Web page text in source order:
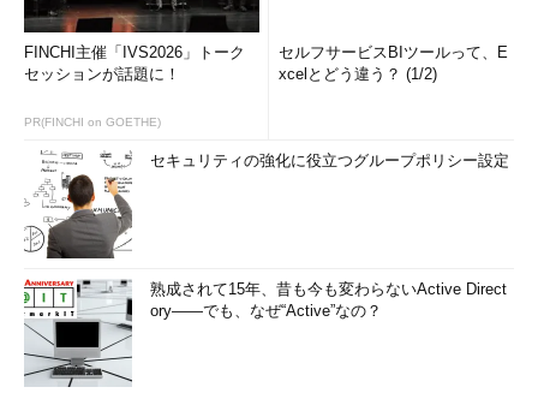
FINCHI主催「IVS2026」トーク
セッションが話題に！
PR(FINCHI on GOETHE)
セルフサービスBIツールって、E
xcelとどう違う？ (1/2)
セキュリティの強化に役立つグループポリシー設定
熟成されて15年、昔も今も変わらないActive Direct
ory――でも、なぜ“Active”なの？